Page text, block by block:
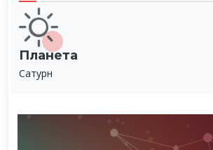
Планета
Сатурн